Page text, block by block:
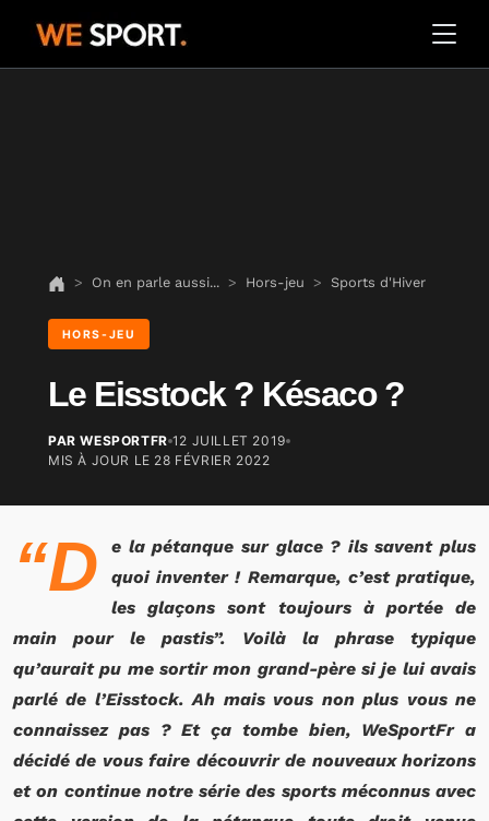
On en parle aussi... Hors-jeu Sports d'Hiver
HORS-JEU
Le Eisstock ? Késaco ?
PAR WESPORTFR 12 JUILLET 2019
MIS À JOUR LE 28 FÉVRIER 2022
“D
e la pétanque sur glace ? ils savent plus
quoi inventer ! Remarque, c’est pratique,
les glaçons sont toujours à portée de
main pour le pastis”. Voilà la phrase typique
qu’aurait pu me sortir mon grand-père si je lui avais
parlé de l’Eisstock. Ah mais vous non plus vous ne
connaissez pas ? Et ça tombe bien, WeSportFr a
décidé de vous faire découvrir de nouveaux horizons
et on continue notre série des sports méconnus avec